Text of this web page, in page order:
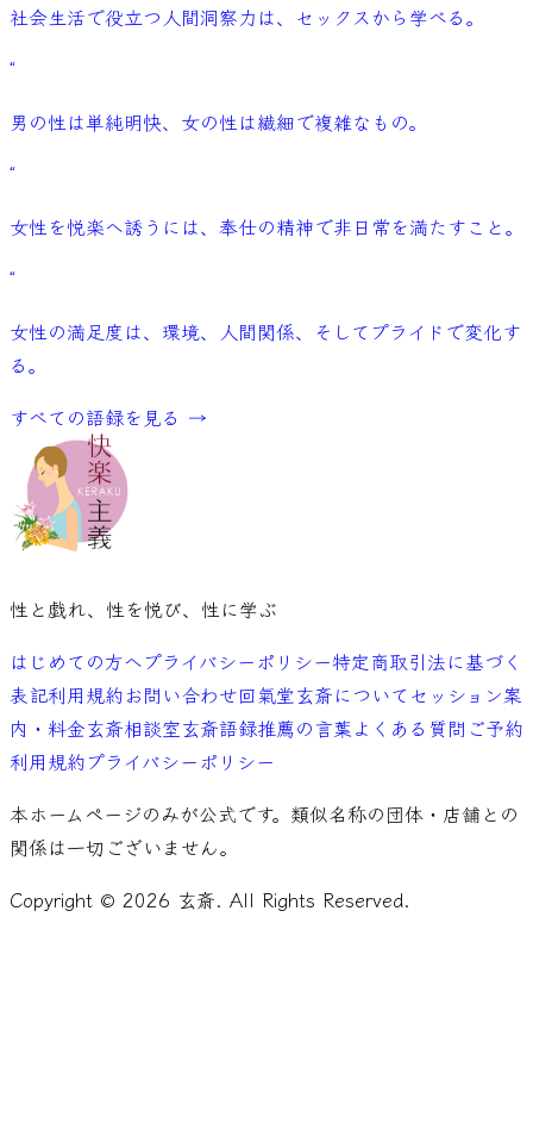
社会生活で役立つ人間洞察力は、セックスから学べる。
“
男の性は単純明快、女の性は繊細で複雑なもの。
“
女性を悦楽へ誘うには、奉仕の精神で非日常を満たすこと。
“
女性の満足度は、環境、人間関係、そしてプライドで変化す
る。
すべての語録を見る →
性と戯れ、性を悦び、性に学ぶ
はじめての方へプライバシーポリシー特定商取引法に基づく
表記利用規約お問い合わせ回氣堂玄斎についてセッション案
内・料金玄斎相談室玄斎語録推薦の言葉 よくある質問 ご予約
利用規約プライバシーポリシー
本ホームページのみが公式です。類似名称の団体・店舗との
関係は一切ございません。
Copyright © 2026 玄斎. All Rights Reserved.